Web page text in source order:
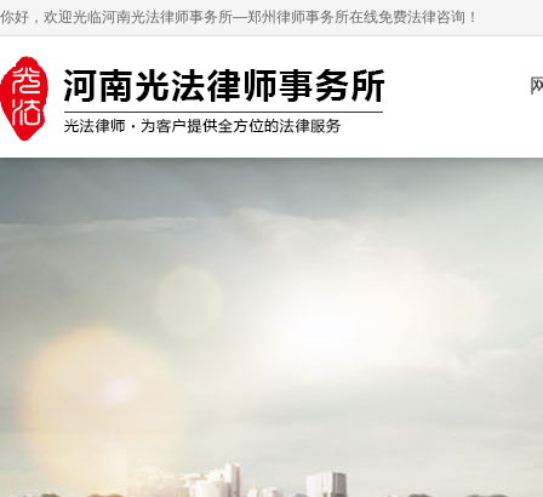
你好，欢迎光临河南光法律师事务所—郑州律师事务所在线免费法律咨询！